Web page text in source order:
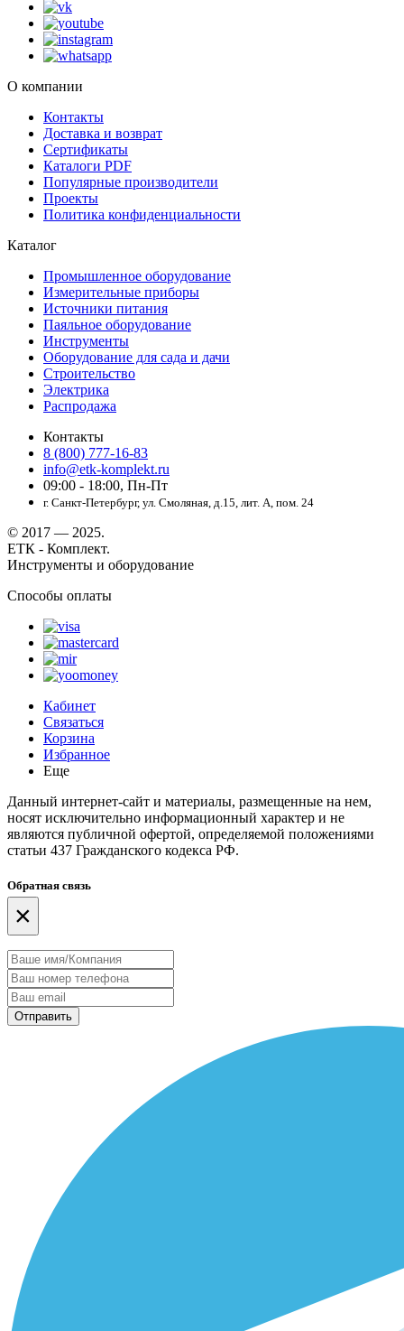
О компании
Контакты
Доставка и возврат
Сертификаты
Каталоги PDF
Популярные производители
Проекты
Политика конфиденциальности
Каталог
Промышленное оборудование
Измерительные приборы
Источники питания
Паяльное оборудование
Инструменты
Оборудование для сада и дачи
Строительство
Электрика
Распродажа
Контакты
8 (800) 777-16-83
info@etk-komplekt.ru
09:00 - 18:00, Пн-Пт
г. Санкт-Петербург, ул. Смоляная, д.15, лит. А, пом. 24
© 2017 — 2025.
ЕТК - Комплект.
Инструменты и оборудование
Способы оплаты
Кабинет
Связаться
Корзина
Избранное
Еще
Данный интернет-сайт и материалы, размещенные на нем,
носят исключительно информационный характер и не
являются публичной офертой, определяемой положениями
статьи 437 Гражданского кодекса РФ.
Обратная связь
×
Отправить